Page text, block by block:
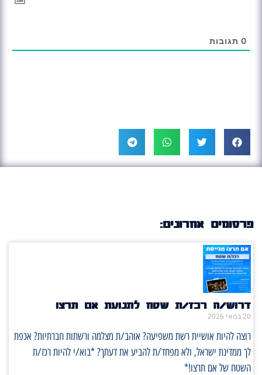
0 תגובות
פרסומים אחרונים:
דרוש/ה רכז/ת שטח לתנועת אם תרצו
20 במאי 2026
רוצה להיות אושיית רשת משפיעה? אוהב/ת מצלמה ורשתות חברתיות? אכפת
לך ממדינת ישראל, ולא מפחד/ת להביע את דעתך? *בוא/י להיות רכז/ת
השטח של אם תרצו!*